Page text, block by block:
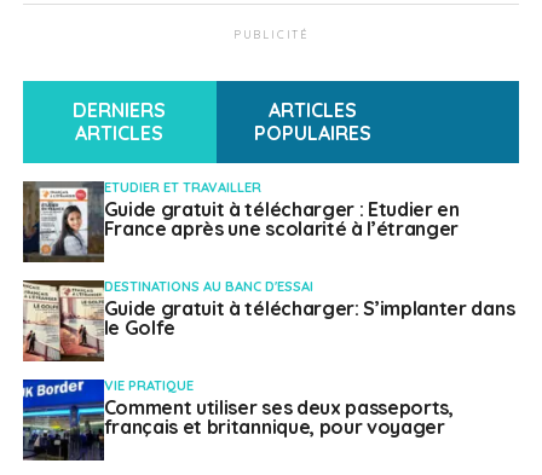
PUBLICITÉ
DERNIERS
ARTICLES
ARTICLES
POPULAIRES
ETUDIER ET TRAVAILLER
Guide gratuit à télécharger : Etudier en
France après une scolarité à l’étranger
DESTINATIONS AU BANC D'ESSAI
Guide gratuit à télécharger: S’implanter dans
le Golfe
VIE PRATIQUE
Comment utiliser ses deux passeports,
français et britannique, pour voyager